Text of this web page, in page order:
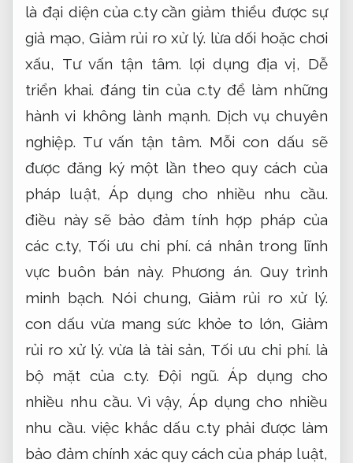
là đại diện của c.ty cần giảm thiểu được sự
giả mạo,Giảm rủi ro xử lý. lừa dối hoặc chơi
xấu, Tư vấn tận tâm. lợi dụng địa vị, Dễ
triển khai. đáng tin của c.ty để làm những
hành vi không lành mạnh. Dịch vụ chuyên
nghiệp. Tư vấn tận tâm. Mỗi con dấu sẽ
được đăng ký một lần theo quy cách của
pháp luật, Áp dụng cho nhiều nhu cầu.
điều này sẽ bảo đảm tính hợp pháp của
các c.ty, Tối ưu chi phí. cá nhân trong lĩnh
vực buôn bán này. Phương án. Quy trình
minh bạch. Nói chung,Giảm rủi ro xử lý.
con dấu vừa mang sức khỏe to lớn, Giảm
rủi ro xử lý. vừa là tài sản, Tối ưu chi phí. là
bộ mặt của c.ty. Đội ngũ. Áp dụng cho
nhiều nhu cầu. Vì vậy,Áp dụng cho nhiều
nhu cầu. việc khắc dấu c.ty phải được làm
bảo đảm chính xác quy cách của pháp luật,